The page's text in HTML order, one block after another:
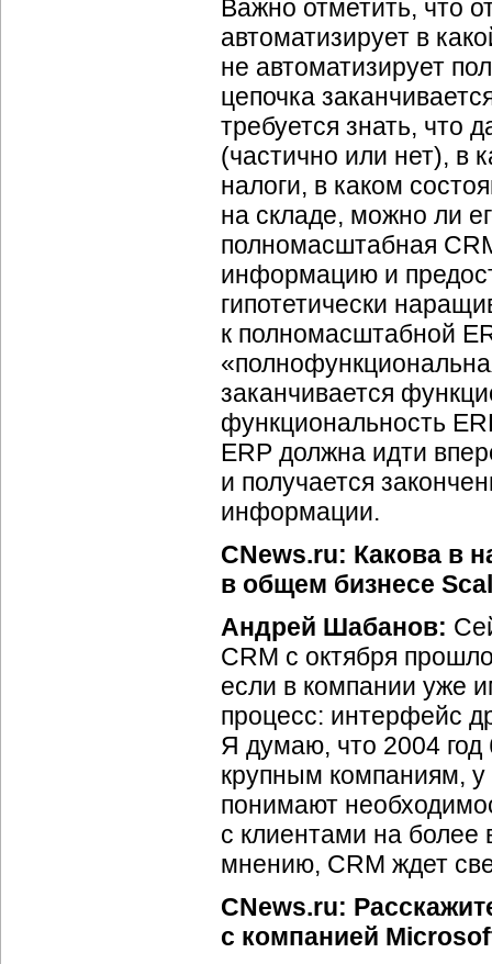
Важно отметить, что
автоматизирует в
не автоматизирует
цепочка
требуется знать, что
(частично или нет), в
налоги, в каком
на складе, можно ли
полномасштабная
информацию и
гипотетически
к полномасштабной
заканчивается
функциональность
ERP должна идти
и получается
информации.
CNews.ru: Какова в
в общем бизнесе
Андрей Шабанов:
CRM с октября
если в компании уже
процесс: интерфейс
Я думаю, что 2004 год
крупным компаниям,
понимают
с клиентами на
мнению, CRM ждет
CNews.ru:
с компанией